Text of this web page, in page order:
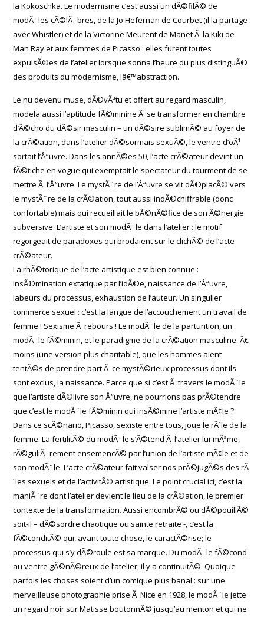
la Kokoschka. Le modernisme c’est aussi un dÃ©filÃ© de
modÃ¨les cÃ©lÃ¨bres, de la Jo Hefernan de Courbet (il la partage
avec Whistler) et de la Victorine Meurent de Manet Ã la Kiki de
Man Ray et aux femmes de Picasso : elles furent toutes
expulsÃ©es de l’atelier lorsque sonna l’heure du plus distinguÃ©
des produits du modernisme, lâ€™abstraction.
Le nu devenu muse, dÃ©vÃªtu et offert au regard masculin,
modela aussi l’aptitude fÃ©minine Ã se transformer en chambre
d’Ã©cho du dÃ©sir masculin – un dÃ©sire sublimÃ© au foyer de
la crÃ©ation, dans l’atelier dÃ©sormais sexuÃ©, le ventre d’oÃ¹
sortait l’Å“uvre. Dans les annÃ©es 50, l’acte crÃ©ateur devint un
fÃ©tiche en vogue qui exemptait le spectateur du tourment de se
mettre Ã l’Å“uvre. Le mystÃ¨re de l’Å“uvre se vit dÃ©placÃ© vers
le mystÃ¨re de la crÃ©ation, tout aussi indÃ©chiffrable (donc
confortable) mais qui recueillait le bÃ©nÃ©fice de son Ã©nergie
subversive. L’artiste et son modÃ¨le dans l’atelier : le motif
regorgeait de paradoxes qui brodaient sur le clichÃ© de l’acte
crÃ©ateur.
La rhÃ©torique de l’acte artistique est bien connue :
insÃ©mination extatique par l’idÃ©e, naissance de l’Å“uvre,
labeurs du processus, exhaustion de l’auteur. Un singulier
commerce sexuel : c’est la langue de l’accouchement un travail de
femme ! Sexisme Ã rebours ! Le modÃ¨le de la parturition, un
modÃ¨le fÃ©minin, et le paradigme de la crÃ©ation masculine. Ã€
moins (une version plus charitable), que les hommes aient
tentÃ©s de prendre part Ã ce mystÃ©rieux processus dont ils
sont exclus, la naissance. Parce que si c’est Ã travers le modÃ¨le
que l’artiste dÃ©livre son Å“uvre, ne pourrions pas prÃ©tendre
que c’est le modÃ¨le fÃ©minin qui insÃ©mine l’artiste mÃ¢le ?
Dans ce scÃ©nario, Picasso, sexiste entre tous, joue le rÃ´le de la
femme. La fertilitÃ© du modÃ¨le s’Ã©tend Ã l’atelier lui-mÃªme,
rÃ©guliÃ¨rement ensemencÃ© par l’union de l’artiste mÃ¢le et de
son modÃ¨le. L’acte crÃ©ateur fait valser nos prÃ©jugÃ©s des rÃ
´les sexuels et de l’activitÃ© artistique. Le point crucial ici, c’est la
maniÃ¨re dont l’atelier devient le lieu de la crÃ©ation, le premier
contexte de la transformation. Aussi encombrÃ© ou dÃ©pouillÃ©
soit-il – dÃ©sordre chaotique ou sainte retraite -, c’est la
fÃ©conditÃ© qui, avant toute chose, le caractÃ©rise; le
processus qui s’y dÃ©roule est sa marque. Du modÃ¨le fÃ©cond
au ventre gÃ©nÃ©reux de l’atelier, il y a continuitÃ©. Quoique
parfois les choses soient d’un comique plus banal : sur une
merveilleuse photographie prise Ã Nice en 1928, le modÃ¨le jette
un regard noir sur Matisse boutonnÃ© jusqu’au menton et qui ne